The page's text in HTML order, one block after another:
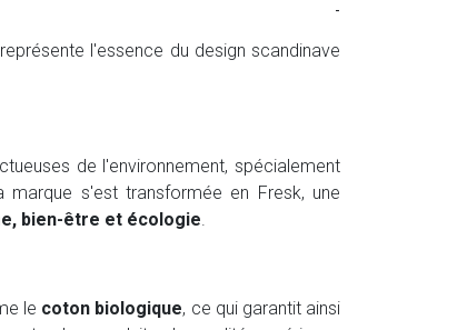
-
l'essence du design scandinave
de l'environnement, spécialement
marque s'est transformée en Fresk, une
bien-être et écologie
le coton biologique, ce qui garantit ainsi